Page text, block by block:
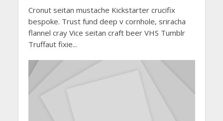
Cronut seitan mustache Kickstarter crucifix
bespoke. Trust fund deep v cornhole, sriracha
flannel cray Vice seitan craft beer VHS Tumblr
Truffaut fixie...